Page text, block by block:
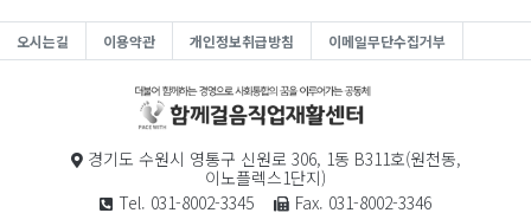
오시는길 이용약관 개인정보취급방침 이메일무단수집거부
경기도 수원시 영통구 신원로 306, 1동 B311호(원천동,
이노플렉스1단지)
Tel. 031-8002-3345
Fax. 031-8002-3346